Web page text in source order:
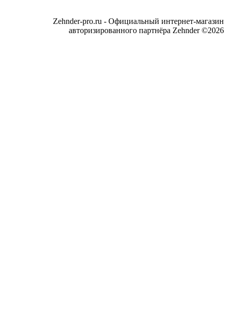
Zehnder-pro.ru - Официальный интернет-магазин
авторизированного партнёра Zehnder ©2026